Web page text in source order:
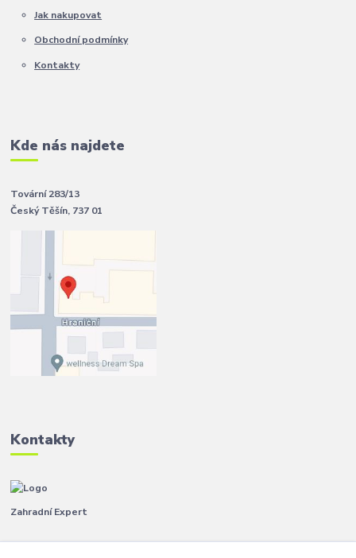
Jak nakupovat
Obchodní podmínky
Kontakty
Kde nás najdete
Tovární 283/13
Český Těšín, 737 01
Kontakty
Zahradní Expert